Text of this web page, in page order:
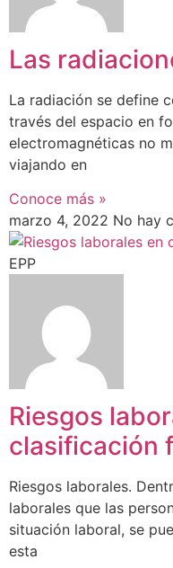
Las
La radiación se define
través del espacio en
electromagnéticas no
viajando en
Conoce más »
marzo 4, 2022 No hay
EPP
Riesgos
clasificación
Riesgos laborales.
laborales que las
situación laboral, se
esta